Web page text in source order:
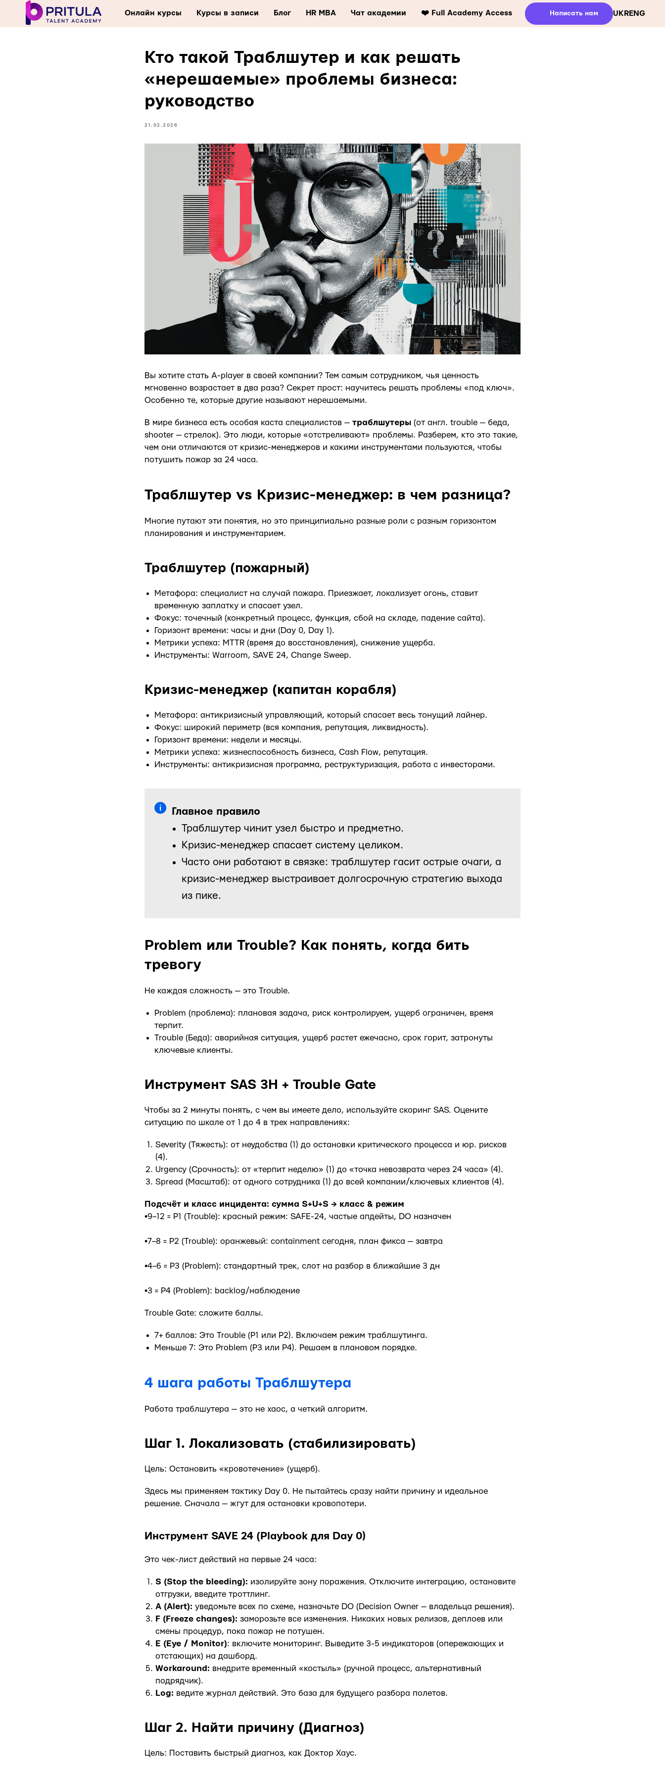
Онлайн курсы Курсы в записи Блог HR MBA Чат академии ❤️ Full Academy Access Написать нам UKR ENG
Кто такой Траблшутер и как решать
«нерешаемые» проблемы бизнеса:
руководство
21.02.2026
Вы хотите стать A-player в своей компании? Тем самым сотрудником, чья ценность
мгновенно возрастает в два раза? Секрет прост: научитесь решать проблемы «под ключ».
Особенно те, которые другие называют нерешаемыми.
В мире бизнеса есть особая каста специалистов — траблшутеры (от англ. trouble — беда,
shooter — стрелок). Это люди, которые «отстреливают» проблемы. Разберем, кто это такие,
чем они отличаются от кризис-менеджеров и какими инструментами пользуются, чтобы
потушить пожар за 24 часа.
Траблшутер vs Кризис-менеджер: в чем разница?
Многие путают эти понятия, но это принципиально разные роли с разным горизонтом
планирования и инструментарием.
Траблшутер (пожарный)
Метафора: специалист на случай пожара. Приезжает, локализует огонь, ставит
временную заплатку и спасает узел.
Фокус: точечный (конкретный процесс, функция, сбой на складе, падение сайта).
Горизонт времени: часы и дни (Day 0, Day 1).
Метрики успеха: MTTR (время до восстановления), снижение ущерба.
Инструменты: Warroom, SAVE 24, Change Sweep.
Кризис-менеджер (капитан корабля)
Метафора: антикризисный управляющий, который спасает весь тонущий лайнер.
Фокус: широкий периметр (вся компания, репутация, ликвидность).
Горизонт времени: недели и месяцы.
Метрики успеха: жизнеспособность бизнеса, Cash Flow, репутация.
Инструменты: антикризисная программа, реструктуризация, работа с инвесторами.
Главное правило
Траблшутер чинит узел быстро и предметно.
Кризис-менеджер спасает систему целиком.
Часто они работают в связке: траблшутер гасит острые очаги, а
кризис-менеджер выстраивает долгосрочную стратегию выхода
из пике.
Problem или Trouble? Как понять, когда бить
тревогу
Не каждая сложность — это Trouble.
Problem (проблема): плановая задача, риск контролируем, ущерб ограничен, время
терпит.
Trouble (Беда): аварийная ситуация, ущерб растет ежечасно, срок горит, затронуты
ключевые клиенты.
Инструмент SAS 3H + Trouble Gate
Чтобы за 2 минуты понять, с чем вы имеете дело, используйте скоринг SAS. Оцените
ситуацию по шкале от 1 до 4 в трех направлениях:
Severity (Тяжесть): от неудобства (1) до остановки критического процесса и юр. рисков
(4).
Urgency (Срочность): от «терпит неделю» (1) до «точка невозврата через 24 часа» (4).
Spread (Масштаб): от одного сотрудника (1) до всей компании/ключевых клиентов (4).
Подсчёт и класс инцидента: сумма S+U+S → класс & режим
•9–12 = P1 (Trouble): красный режим: SAFE-24, частые апдейты, DO назначен
•7–8 = P2 (Trouble): оранжевый: containment сегодня, план фикса — завтра
•4–6 = P3 (Problem): стандартный трек, слот на разбор в ближайшие 3 дн
•3 = P4 (Problem): backlog/наблюдение
Trouble Gate: сложите баллы.
7+ баллов: Это Trouble (P1 или P2). Включаем режим траблшутинга.
Меньше 7: Это Problem (P3 или P4). Решаем в плановом порядке.
4 шага работы Траблшутера
Работа траблшутера — это не хаос, а четкий алгоритм.
Шаг 1. Локализовать (стабилизировать)
Цель: Остановить «кровотечение» (ущерб).
Здесь мы применяем тактику Day 0. Не пытайтесь сразу найти причину и идеальное
решение. Сначала — жгут для остановки кровопотери.
Инструмент SAVE 24 (Playbook для Day 0)
Это чек-лист действий на первые 24 часа:
S (Stop the bleeding): изолируйте зону поражения. Отключите интеграцию, остановите
отгрузки, введите троттлинг.
A (Alert): уведомьте всех по схеме, назначьте DO (Decision Owner — владельца решения).
F (Freeze changes): заморозьте все изменения. Никаких новых релизов, деплоев или
смены процедур, пока пожар не потушен.
E (Eye / Monitor): включите мониторинг. Выведите 3-5 индикаторов (опережающих и
отстающих) на дашборд.
Workaround: внедрите временный «костыль» (ручной процесс, альтернативный
подрядчик).
Log: ведите журнал действий. Это база для будущего разбора полетов.
Шаг 2. Найти причину (Диагноз)
Цель: Поставить быстрый диагноз, как Доктор Хаус.